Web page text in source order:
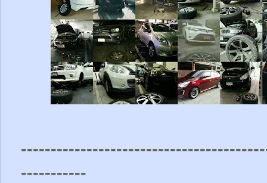
-----------